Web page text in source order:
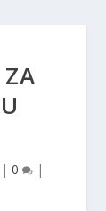
ZA
| 0 |